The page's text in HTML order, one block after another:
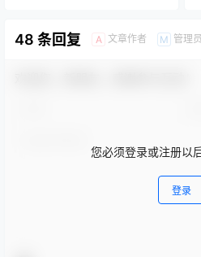
48 条回复 A 文章作者 M 管理员
您必须登录或注册以
登录